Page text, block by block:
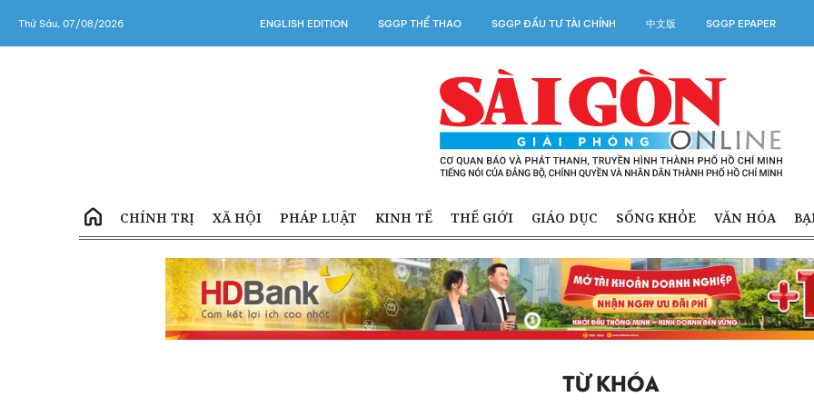
Thứ Sáu, 07/08/2026 ENGLISH EDITION SGGP THỂ THAO SGGP ĐẦU TƯ TÀI CHÍNH 中文版 SGGP EPAPER
CHÍNH TRỊ XÃ HỘI PHÁP LUẬT KINH TẾ THẾ GIỚI GIÁO DỤC SỐNG KHỎE VĂN HÓA
TỪ KHÓA